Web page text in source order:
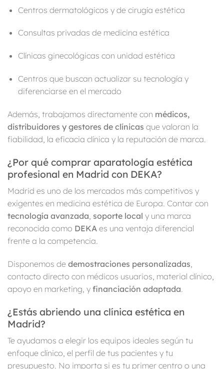
Centros dermatológicos y de cirugía estética
Consultas privadas de medicina estética
Clínicas ginecológicas con unidad estética
Centros que buscan actualizar su tecnología y
diferenciarse en el mercado
Además, trabajamos directamente con médicos,
distribuidores y gestores de clínicas que valoran la
fiabilidad, la eficacia clínica y la reputación de marca.
¿Por qué comprar aparatología estética
profesional en Madrid con DEKA?
Madrid es uno de los mercados más competitivos y
exigentes en medicina estética de Europa. Contar con
tecnología avanzada, soporte local y una marca
reconocida como DEKA es una ventaja diferencial
frente a la competencia.
Disponemos de demostraciones personalizadas
contacto directo con médicos usuarios, material clínico,
apoyo en marketing, y financiación adaptada.
¿Estás abriendo una clínica estética en
Madrid?
Te ayudamos a elegir los equipos ideales según tu
enfoque clínico, el perfil de tus pacientes y tu
presupuesto. No importa si es tu primer centro o una